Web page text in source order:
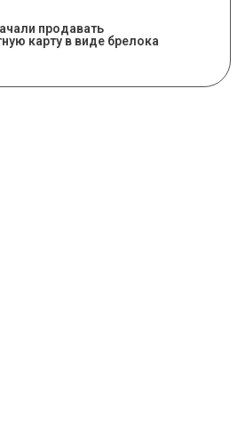
продавать
карту в виде брелока